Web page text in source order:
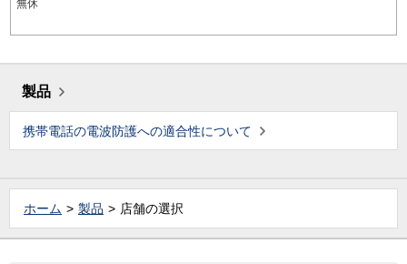
無休
製品
携帯電話の電波防護への適合性について
ホーム 製品 店舗の選択